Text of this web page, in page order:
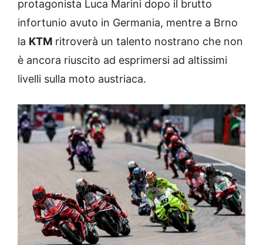
protagonista Luca Marini dopo il brutto
infortunio avuto in Germania, mentre a Brno
la KTM ritroverà un talento nostrano che non
è ancora riuscito ad esprimersi ad altissimi
livelli sulla moto austriaca.